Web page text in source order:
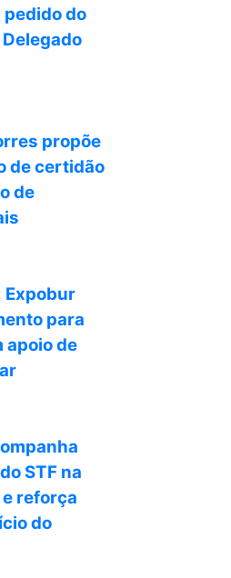
do
propõe
de certidão
de
Expobur
para
apoio de
STF na
reforça
do